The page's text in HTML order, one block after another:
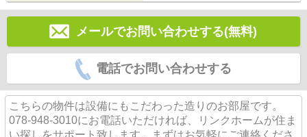
メールでお問い合わせする(無料)
電話でお問い合わせする
こちらの物件は設備にもこだわった造りのお部屋です。
078-948-3010にお電話いただければ、リンクホームが住ま